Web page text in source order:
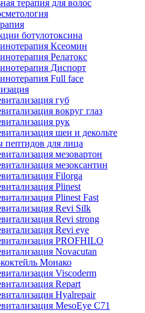
терапия для волос
ботулотоксина
Ксеомин
Релатокс
Диспорт
Full face
губ
вокруг глаз
рук
шеи и декольте
пептидов для лица
мезовартон
мезоксантин
Filorga
Plinest
Plinest Fast
Revi Silk
Revi strong
Revi eye
PROFHILO
Novacutan
Монако
Viscoderm
Repart
Hyalrepair
MesoEye C71